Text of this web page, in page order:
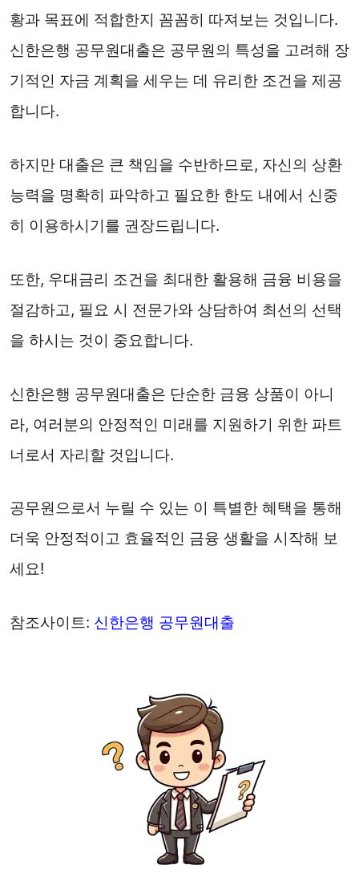
황과 목표에 적합한지 꼼꼼히 따져보는 것입니다.
신한은행 공무원대출은 공무원의 특성을 고려해 장
기적인 자금 계획을 세우는 데 유리한 조건을 제공
합니다.
하지만 대출은 큰 책임을 수반하므로, 자신의 상환
능력을 명확히 파악하고 필요한 한도 내에서 신중
히 이용하시기를 권장드립니다.
또한, 우대금리 조건을 최대한 활용해 금융 비용을
절감하고, 필요 시 전문가와 상담하여 최선의 선택
을 하시는 것이 중요합니다.
신한은행 공무원대출은 단순한 금융 상품이 아니
라, 여러분의 안정적인 미래를 지원하기 위한 파트
너로서 자리할 것입니다.
공무원으로서 누릴 수 있는 이 특별한 혜택을 통해
더욱 안정적이고 효율적인 금융 생활을 시작해 보
세요!
참조사이트: 신한은행 공무원대출